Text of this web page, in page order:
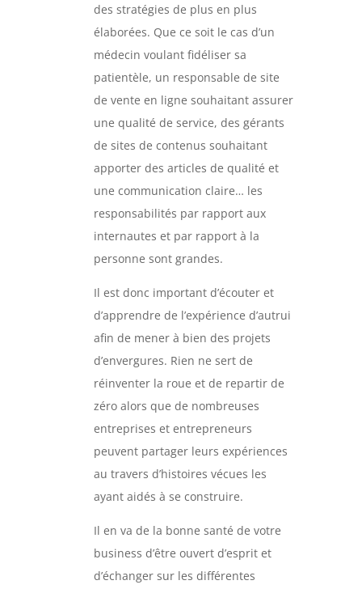
des stratégies de plus en plus
élaborées. Que ce soit le cas d’un
médecin voulant fidéliser sa
patientèle, un responsable de site
de vente en ligne souhaitant assurer
une qualité de service, des gérants
de sites de contenus souhaitant
apporter des articles de qualité et
une communication claire… les
responsabilités par rapport aux
internautes et par rapport à la
personne sont grandes.
Il est donc important d’écouter et
d’apprendre de l’expérience d’autrui
afin de mener à bien des projets
d’envergures. Rien ne sert de
réinventer la roue et de repartir de
zéro alors que de nombreuses
entreprises et entrepreneurs
peuvent partager leurs expériences
au travers d’histoires vécues les
ayant aidés à se construire.
Il en va de la bonne santé de votre
business d’être ouvert d’esprit et
d’échanger sur les différentes